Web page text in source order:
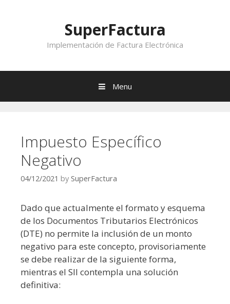
SuperFactura
Implementación de Factura Electrónica
Menu
Impuesto Específico
Negativo
04/12/2021 by SuperFactura
Dado que actualmente el formato y esquema
de los Documentos Tributarios Electrónicos
(DTE) no permite la inclusión de un monto
negativo para este concepto, provisoriamente
se debe realizar de la siguiente forma,
mientras el SII contempla una solución
definitiva: